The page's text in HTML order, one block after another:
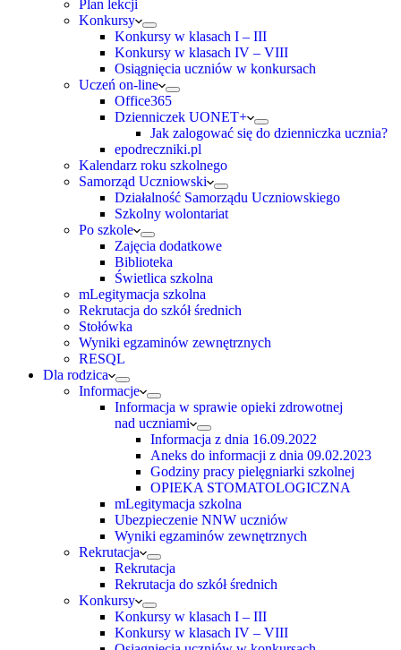
Plan lekcji
Konkursy
Konkursy w klasach I – III
Konkursy w klasach IV – VIII
Osiągnięcia uczniów w konkursach
Uczeń on-line
Office365
Dzienniczek UONET+
Jak zalogować się do dzienniczka ucznia?
epodreczniki.pl
Kalendarz roku szkolnego
Samorząd Uczniowski
Działalność Samorządu Uczniowskiego
Szkolny wolontariat
Po szkole
Zajęcia dodatkowe
Biblioteka
Świetlica szkolna
mLegitymacja szkolna
Rekrutacja do szkół średnich
Stołówka
Wyniki egzaminów zewnętrznych
RESQL
Dla rodzica
Informacje
Informacja w sprawie opieki zdrowotnej
nad uczniami
Informacja z dnia 16.09.2022
Aneks do informacji z dnia 09.02.2023
Godziny pracy pielęgniarki szkolnej
OPIEKA STOMATOLOGICZNA
mLegitymacja szkolna
Ubezpieczenie NNW uczniów
Wyniki egzaminów zewnętrznych
Rekrutacja
Rekrutacja
Rekrutacja do szkół średnich
Konkursy
Konkursy w klasach I – III
Konkursy w klasach IV – VIII